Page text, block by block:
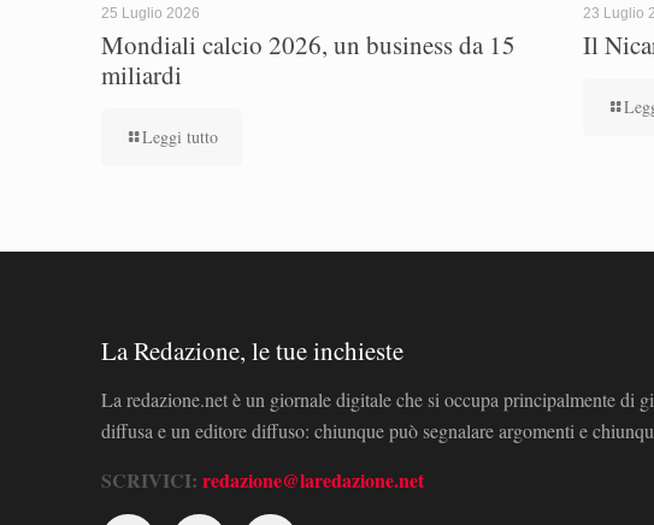
25 Luglio 2026
Mondiali calcio 2026, un business da 15
miliardi
Leggi tutto
23 Luglio
Il
La Redazione, le tue inchieste
La redazione.net è un giornale digitale che si occupa principalmente di
diffusa e un editore diffuso: chiunque può segnalare argomenti e
SCRIVICI: redazione@laredazione.net